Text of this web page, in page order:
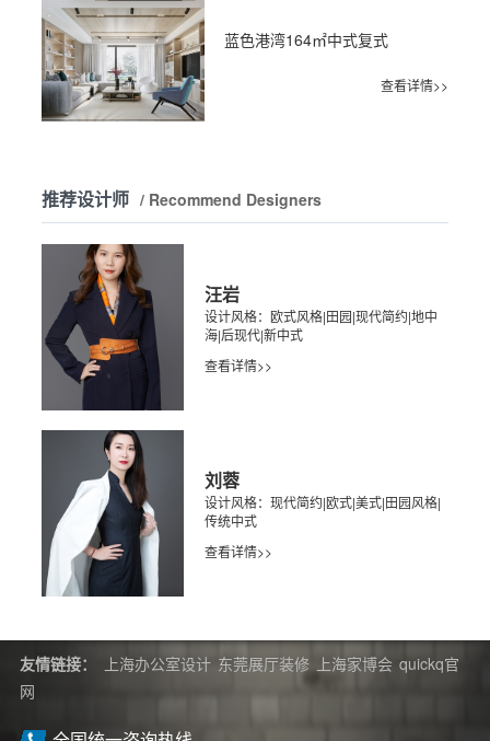
蓝色港湾164㎡中式复式
查看详情>>
推荐设计师 / Recommend Designers
汪岩
设计风格：欧式风格|田园|现代简约|地中
海|后现代|新中式
查看详情>>
刘蓉
设计风格：现代简约|欧式|美式|田园风格|
传统中式
查看详情>>
友情链接： 上海办公室设计 东莞展厅装修 上海家博会 quickq官
网